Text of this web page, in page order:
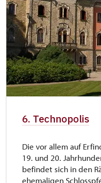
6. Technopolis
Die vor allem auf
19. und 20.
befindet sich in den
ehemaligen